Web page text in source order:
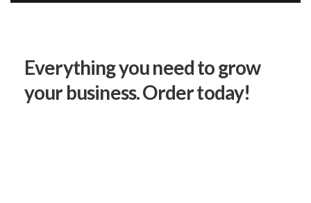
Everything you need to grow
your business. Order today!